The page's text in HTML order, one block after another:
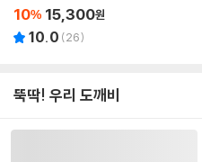
10% 15,300원
10.0 (26)
뚝딱! 우리 도깨비